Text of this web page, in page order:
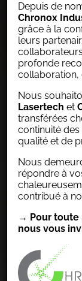
Agilité
Depuis de
Chronox
grâce à la
leurs
profonde
collaboration,
Nous
Lasertech et
transférées
continuité
qualité et de
Nous
répondre à
contribué à
→ Pour toute
nous vous